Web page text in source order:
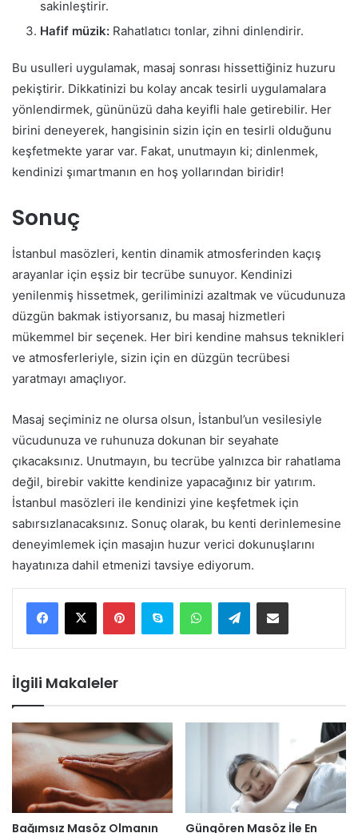
sakinleştirir.
Hafif müzik: Rahatlatıcı tonlar, zihni dinlendirir.
Bu usulleri uygulamak, masaj sonrası hissettiğiniz huzuru
pekiştirir. Dikkatinizi bu kolay ancak tesirli uygulamalara
yönlendirmek, gününüzü daha keyifli hale getirebilir. Her
birini deneyerek, hangisinin sizin için en tesirli olduğunu
keşfetmekte yarar var. Fakat, unutmayın ki; dinlenmek,
kendinizi şımartmanın en hoş yollarından biridir!
Sonuç
İstanbul masözleri, kentin dinamik atmosferinden kaçış
arayanlar için eşsiz bir tecrübe sunuyor. Kendinizi
yenilenmiş hissetmek, geriliminizi azaltmak ve vücudunuza
düzgün bakmak istiyorsanız, bu masaj hizmetleri
mükemmel bir seçenek. Her biri kendine mahsus teknikleri
ve atmosferleriyle, sizin için en düzgün tecrübesi
yaratmayı amaçlıyor.
Masaj seçiminiz ne olursa olsun, İstanbul’un vesilesiyle
vücudunuza ve ruhunuza dokunan bir seyahate
çıkacaksınız. Unutmayın, bu tecrübe yalnızca bir rahatlama
değil, birebir vakitte kendinize yapacağınız bir yatırım.
İstanbul masözleri ile kendinizi yine keşfetmek için
sabırsızlanacaksınız. Sonuç olarak, bu kenti derinlemesine
deneyimlemek için masajın huzur verici dokunuşlarını
hayatınıza dahil etmenizi tavsiye ediyorum.
PinterestSkype WhatsAppTelegramE-Posta ile paylaş
İlgili Makaleler
Bağımsız Masöz Olmanın Güngören Masöz İle En